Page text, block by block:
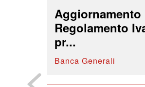
Regolamento
pr...
Banca Generali